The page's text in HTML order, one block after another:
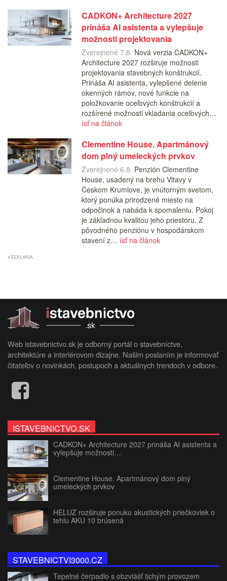
CADKON+ Architecture 2027
prináša AI asistenta a vylepšuje
možnosti projektovania
Zverejnené 7.8. Nová verzia CADKON+
Architecture 2027 rozširuje možnosti
projektovania stavebných konštrukcií.
Prináša AI asistenta, vylepšené delenie
okenných rámov, nové funkcie na
položkovanie oceľových konštrukcií a
rozšírené možnosti vkladania oceľových…
ísť na článok
Clementine House. Apartmánový
dom plný umeleckých prvkov
Zverejnené 6.8. Penzión Clementine
House, usadený na brehu Vltavy v
Českom Krumlove, je vnútorným svetom,
ktorý ponúka prirodzené miesto na
odpočinok a nabáda k spomaleniu. Pokoj
je základnou kvalitou jeho priestoru. Z
pôvodného penziónu v hospodárskom
stavení z… ísť na článok
Web istavebnictvo.sk je odborný portál o stavebníctve,
architektúre a interiérovom dizajne. Našim poslaním je informovať
čitateľov o novinkách, postupoch a aktuálnych trendoch v odbore.
ISTAVEBNICTVO.SK
CADKON+ Architecture 2027 prináša AI asistenta a
vylepšuje možnosti…
Clementine House. Apartmánový dom plný
umeleckých prvkov
HELUZ rozširuje ponuku akustických priečkoviek o
tehlu AKU 10 brúsená
STAVEBNICTVI3000.CZ
Tepelné čerpadlo s obzvlášť tichým provozem